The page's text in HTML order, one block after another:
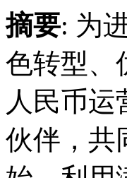
摘要: 为
色转型、
人民币
伙伴，共